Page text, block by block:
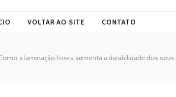
VOLTAR AO SITE CONTATO
a laminação fosca aumenta a durabilidade dos